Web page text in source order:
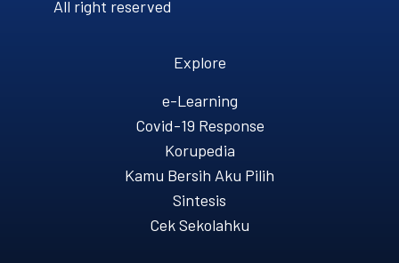
All right reserved
Explore
e-Learning
Covid-19 Response
Korupedia
Kamu Bersih Aku Pilih
Sintesis
Cek Sekolahku